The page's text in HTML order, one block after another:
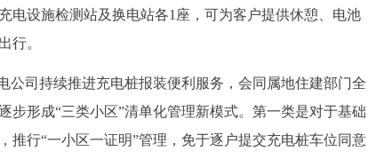
电设施检测站及换电站各1座，可为客户提供休憩、电池
行。
公司持续推进充电桩报装便利服务，会同属地住建部门全
形成“三类小区”清单化管理新模式。第一类是对于基础
行“一小区一证明”管理，免于逐户提交充电桩车位同意